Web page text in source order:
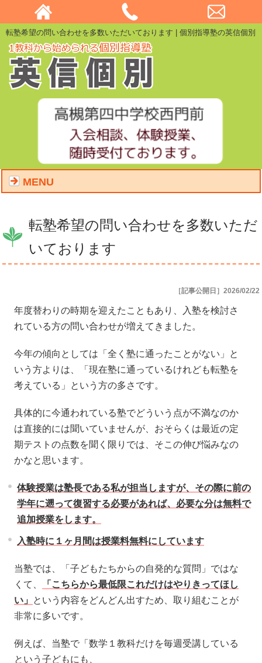
転塾希望の問い合わせを多数いただいております | 個別指導塾の英信個別
MENU
転塾希望の問い合わせを多数いただ
いております
［記事公開日］2026/02/22
年度替わりの時期を迎えたこともあり、入塾を検討さ
れている方の問い合わせが増えてきました。
今年の傾向としては「全く塾に通ったことがない」と
いう方よりは、「現在塾に通っているけれども転塾を
考えている」という方の多さです。
具体的に今通われている塾でどういう点が不満なのか
は直接的には聞いていませんが、おそらくは最近の定
期テストの点数を聞く限りでは、そこの伸び悩みなの
かなと思います。
体験授業は塾長である私が担当しますが、その際に前の
学年に遡って復習する必要があれば、必要な分は無料で
追加授業をします。
入塾時に１ヶ月間は授業料無料にしています
当塾では、「子どもたちからの自発的な質問」ではな
くて、
「こちらから最低限これだけはやりきってほし
い」 という内容をどんどん出すため、取り組むことが
非常に多いです。
例えば、当塾で「数学１教科だけを毎週受講している
という子どもにも、